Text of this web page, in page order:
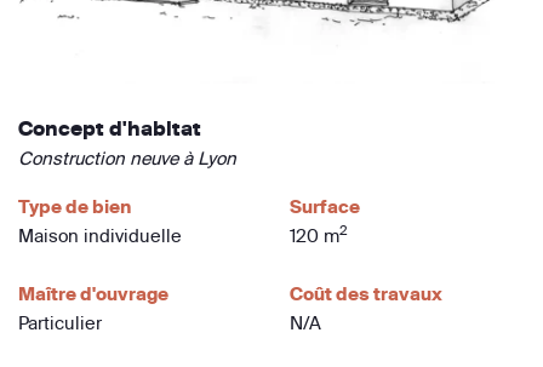
Concept d'habitat
Construction neuve à Lyon
Type de bien
Maison individuelle
Surface
120 m2
Maître d'ouvrage
Particulier
Coût des travaux
N/A